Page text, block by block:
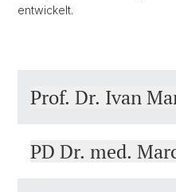
entwickelt.
Prof. Dr. Ivan
PD Dr. med.